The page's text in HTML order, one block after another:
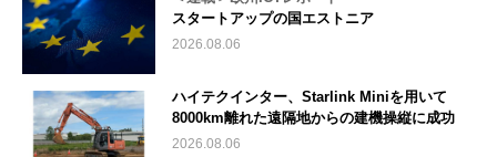
スタートアップの国エストニア
2026.08.06
ハイテクインター、Starlink Miniを用いて
8000km離れた遠隔地からの建機操縦に成功
2026.08.06